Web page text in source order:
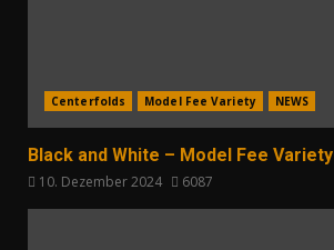
Centerfolds Model Fee Variety NEWS
Black and White – Model Fee Variety
10. Dezember 2024 6087